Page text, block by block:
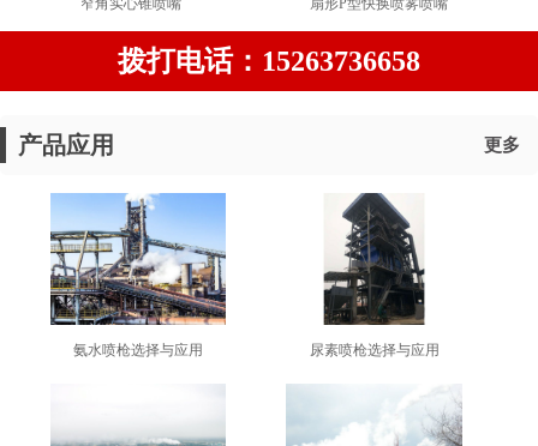
窄角实心锥喷嘴 扇形P型快换喷雾喷嘴
拨打电话：15263736658
产品应用 更多
氨水喷枪选择与应用 尿素喷枪选择与应用